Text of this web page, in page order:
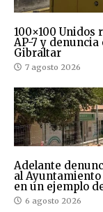
100×100 Unidos
AP-7 y denuncia
Gibraltar
7 agosto 2026
Adelante
al
en un ejemplo
6 agosto 2026